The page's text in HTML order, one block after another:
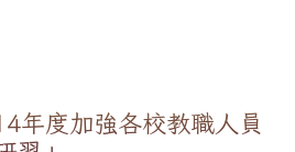
年度加強各校教職人員